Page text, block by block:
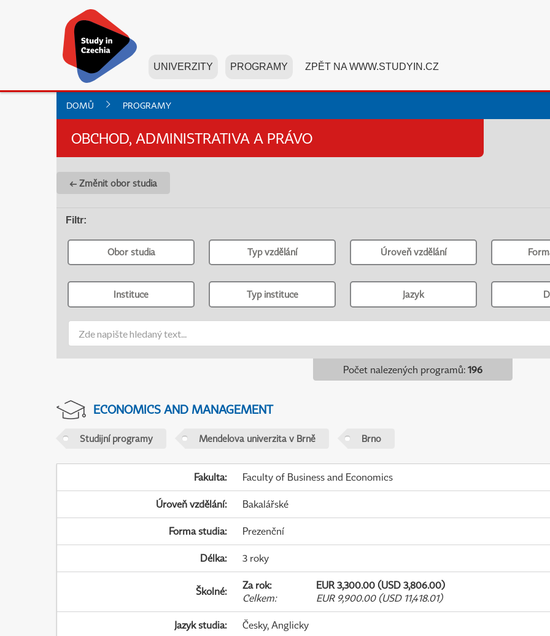
UNIVERZITY PROGRAMY ZPĚT NA WWW.STUDYIN.CZ
DOMŮ PROGRAMY
OBCHOD, ADMINISTRATIVA A PRÁVO
← Změnit obor studia
Filtr:
Obor studia Typ vzdělání Úroveň vzdělání
Instituce Typ instituce Jazyk
Počet nalezených programů: 196
ECONOMICS AND MANAGEMENT
Studijní programy Mendelova univerzita v Brně Brno
Fakulta: Faculty of Business and Economics
Úroveň vzdělání: Bakalářské
Forma studia: Prezenční
Délka: 3 roky
Školné: Za rok:
EUR 3,300.00 (USD 3,806.00)
Celkem: EUR 9,900.00 (USD 11,418.01)
Jazyk studia: Česky, Anglicky